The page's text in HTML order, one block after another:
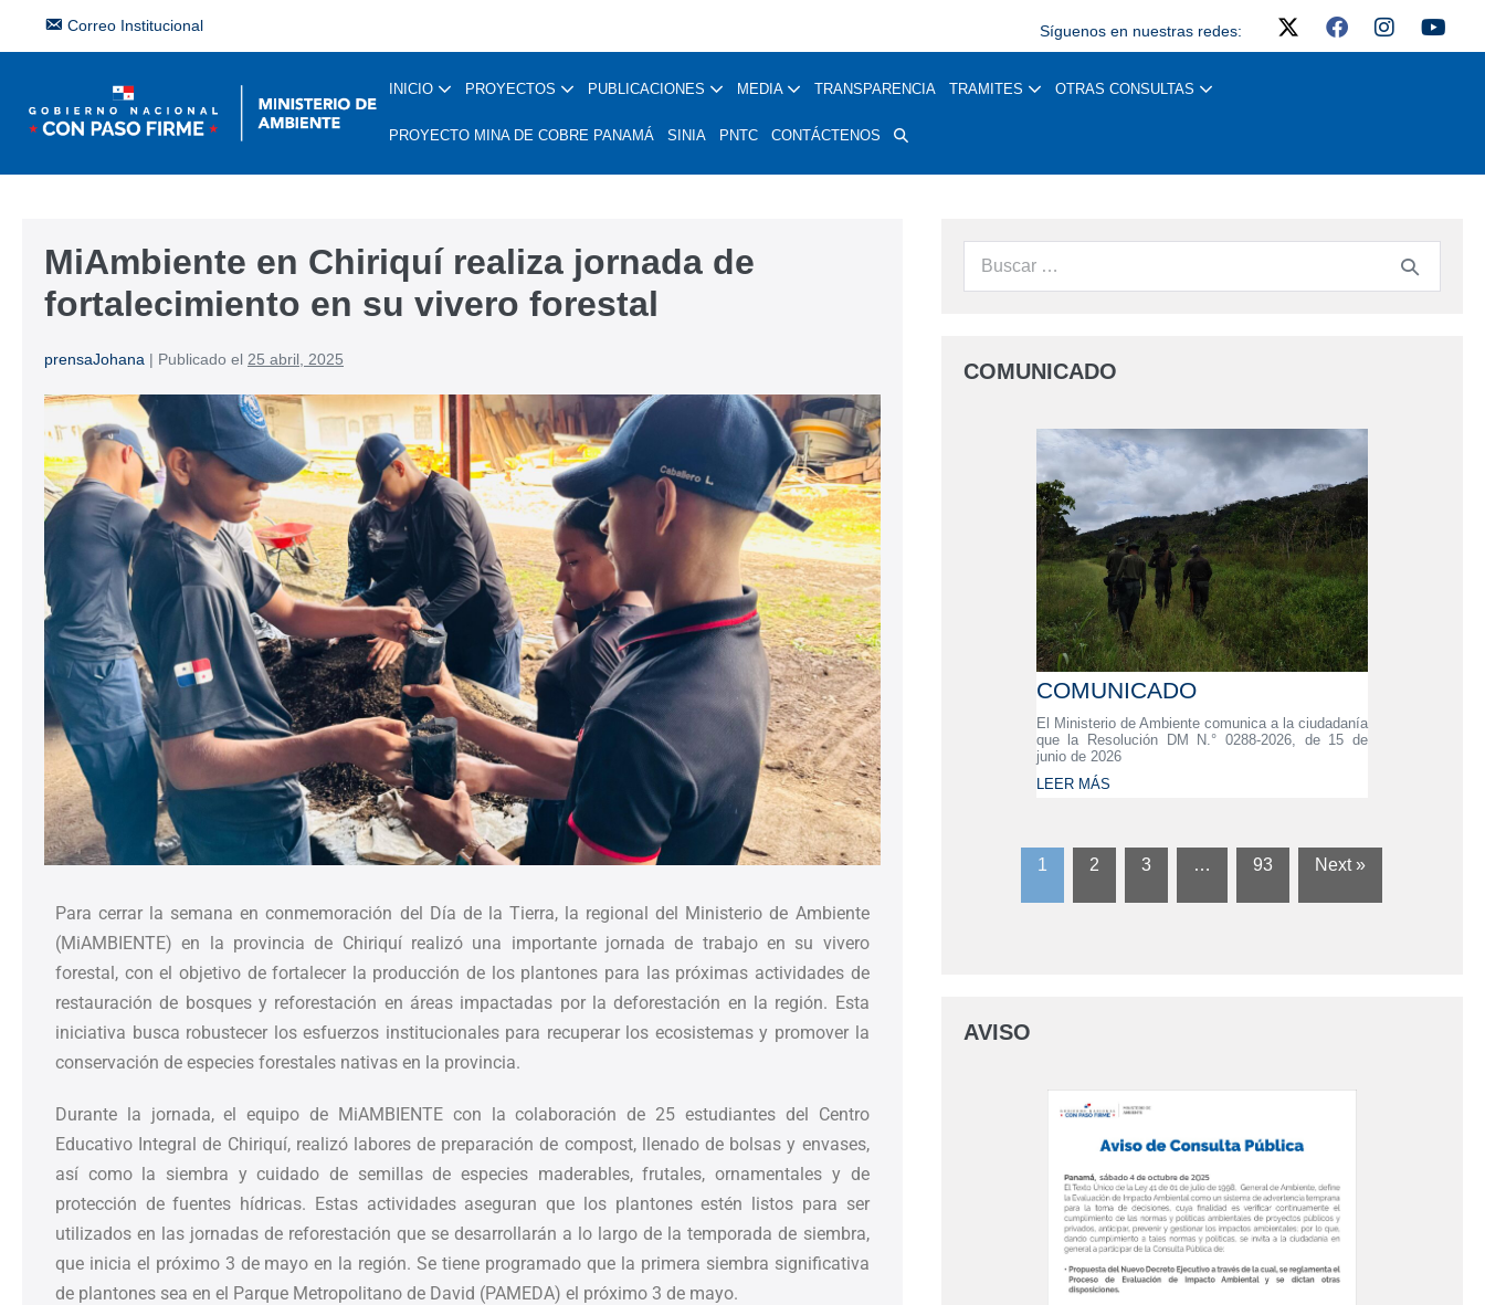
Correo Institucional Síguenos en nuestras redes:
INICIO PROYECTOS PUBLICACIONES MEDIA TRANSPARENCIA TRAMITES OTRAS CONSULTAS
PROYECTO MINA DE COBRE PANAMÁ SINIA PNTC CONTÁCTENOS
MiAmbiente en Chiriquí realiza jornada de
fortalecimiento en su vivero forestal
prensaJohana | Publicado el 25 abril, 2025
Para cerrar la semana en conmemoración del Día de la Tierra, la regional del Ministerio de Ambiente
(MiAMBIENTE) en la provincia de Chiriquí realizó una importante jornada de trabajo en su vivero
forestal, con el objetivo de fortalecer la producción de los plantones para las próximas actividades de
restauración de bosques y reforestación en áreas impactadas por la deforestación en la región. Esta
iniciativa busca robustecer los esfuerzos institucionales para recuperar los ecosistemas y promover la
conservación de especies forestales nativas en la provincia.
Durante la jornada, el equipo de MiAMBIENTE con la colaboración de 25 estudiantes del Centro
Educativo Integral de Chiriquí, realizó labores de preparación de compost, llenado de bolsas y envases,
así como la siembra y cuidado de semillas de especies maderables, frutales, ornamentales y de
protección de fuentes hídricas. Estas actividades aseguran que los plantones estén listos para ser
utilizados en las jornadas de reforestación que se desarrollarán a lo largo de la temporada de siembra,
que inicia el próximo 3 de mayo en la región. Se tiene programado que la primera siembra significativa
de plantones sea en el Parque Metropolitano de David (PAMEDA) el próximo 3 de mayo.
COMUNICADO
COMUNICADO
El Ministerio de Ambiente comunica a la ciudadanía
que la Resolución DM N.° 0288-2026, de 15 de
junio de 2026
LEER MÁS
1 2 3 … 93 Next »
AVISO